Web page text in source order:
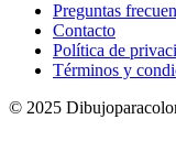
Preguntas
Contacto
Política de
Términos y
© 2025